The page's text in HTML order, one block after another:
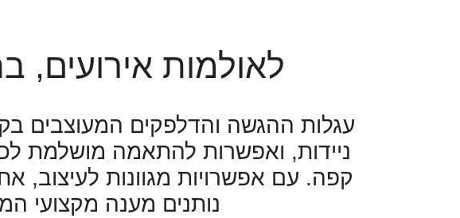
לאולמות אירועים,
עגלות ההגשה והדלפקים המעוצבים
ניידות, ואפשרות להתאמה מושלמת
קפה. עם אפשרויות מגוונות לעיצוב,
נותנים מענה מקצועי